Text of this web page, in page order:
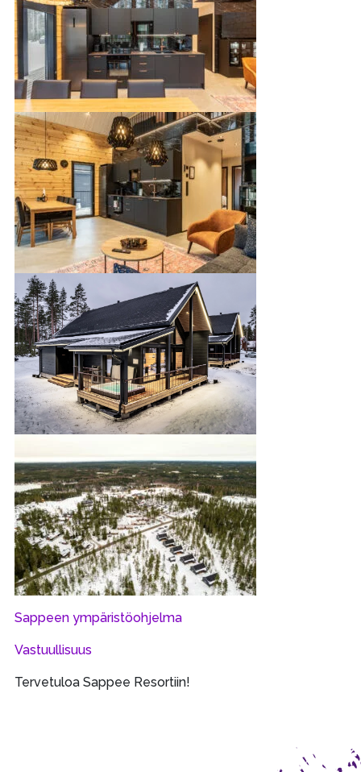
Sappeen ympäristöohjelma
Vastuullisuus
Tervetuloa Sappee Resortiin!